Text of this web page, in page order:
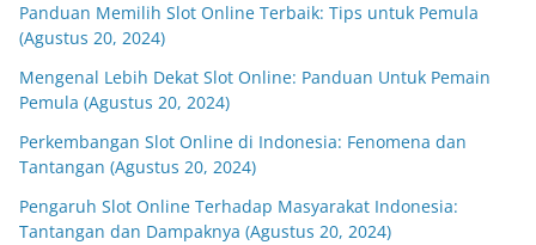
Panduan Memilih Slot Online Terbaik: Tips untuk Pemula
(Agustus 20, 2024)
Mengenal Lebih Dekat Slot Online: Panduan Untuk Pemain
Pemula (Agustus 20, 2024)
Perkembangan Slot Online di Indonesia: Fenomena dan
Tantangan (Agustus 20, 2024)
Pengaruh Slot Online Terhadap Masyarakat Indonesia:
Tantangan dan Dampaknya (Agustus 20, 2024)